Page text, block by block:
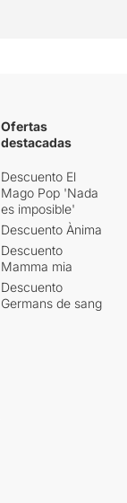
Ofertas
destacadas
Descuento El
Mago Pop 'Nada
es imposible'
Descuento Ànima
Descuento
Mamma mia
Descuento
Germans de sang